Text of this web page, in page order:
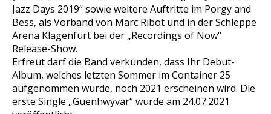
Jazz Days 2019“ sowie weitere Auftritte im Porgy and
Bess, als Vorband von Marc Ribot und in der Schleppe
Arena Klagenfurt bei der „Recordings of Now“
Release-Show.
Erfreut darf die Band verkünden, dass Ihr Debut-
Album, welches letzten Sommer im Container 25
aufgenommen wurde, noch 2021 erscheinen wird. Die
erste Single „Guenhwyvar“ wurde am 24.07.2021